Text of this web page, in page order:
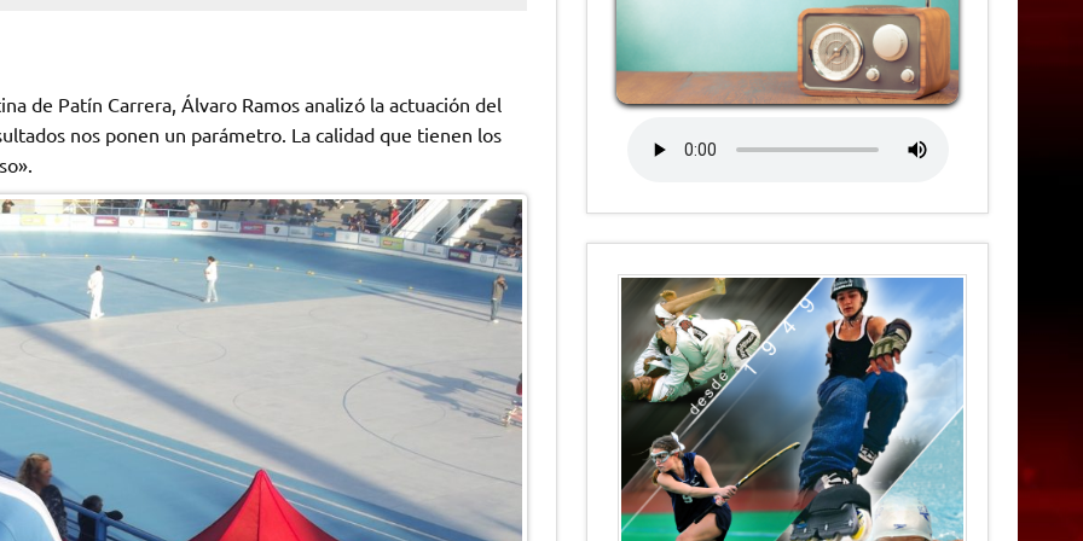
de Patín Carrera, Álvaro Ramos analizó la actuación del
nos ponen un parámetro. La calidad que tienen los